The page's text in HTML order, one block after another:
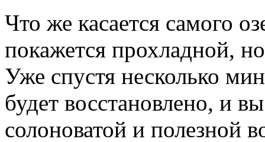
Что же касается самого
покажется прохладной,
Уже спустя несколько
будет восстановлено, и
солоноватой и полезной